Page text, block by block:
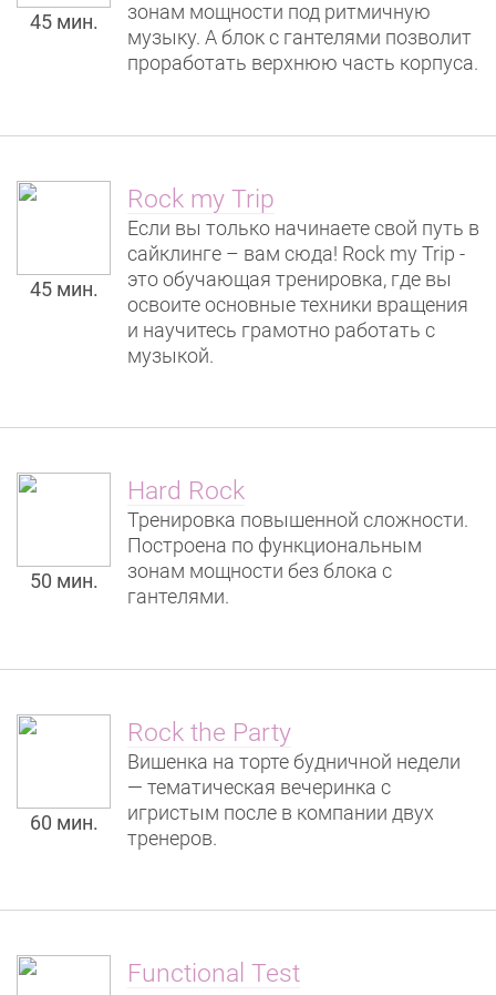
45 мин.
зонам мощности под ритмичную
музыку. А блок с гантелями позволит
проработать верхнюю часть корпуса.
45 мин.
Rock my Trip
Если вы только начинаете свой путь в
сайклинге – вам сюда! Rock my Trip -
это обучающая тренировка, где вы
освоите основные техники вращения
и научитесь грамотно работать с
музыкой.
50 мин.
Hard Rock
Тренировка повышенной сложности.
Построена по функциональным
зонам мощности без блока с
гантелями.
60 мин.
Rock the Party
Вишенка на торте будничной недели
— тематическая вечеринка с
игристым после в компании двух
тренеров.
Functional Test